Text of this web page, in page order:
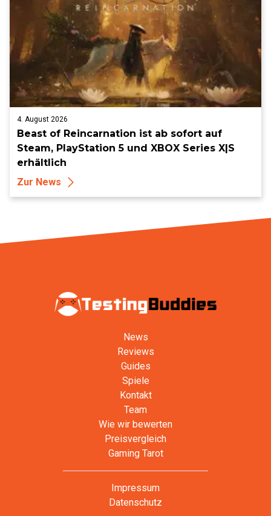
4. August 2026
Beast of Reincarnation ist ab sofort auf
Steam, PlayStation 5 und XBOX Series X|S
erhältlich
Zur News
News
Reviews
Guides
Spiele
Kontakt
Team
Wie wir bewerten
Preisvergleich
Gaming Tarot
Impressum
Datenschutz